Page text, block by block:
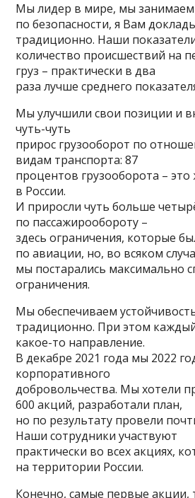
Мы лидер в мире, мы занимаем
по безопасности, я Вам
традиционно. Наши
количество происшествий на
груз – практически в два
раза лучше среднего
Мы улучшили свои позиции и
чуть-чуть
прирос грузооборот по
видам транспорта: 87
процентов грузооборота –
в России.
И приросли чуть больше
по пассажирообороту –
здесь ограничения, которые
по авиации, но, во всяком
мы постарались максимально
ограничения.
Мы обеспечиваем
традиционно. При этом
какое-то направление.
В декабре 2021 года мы 2022
корпоративного
добровольчества. Мы хотели
600 акций, разработали план,
но по результату провели
Наши сотрудники участвуют
практически во всех акциях,
на территории России.
Конечно, самые первые акции,